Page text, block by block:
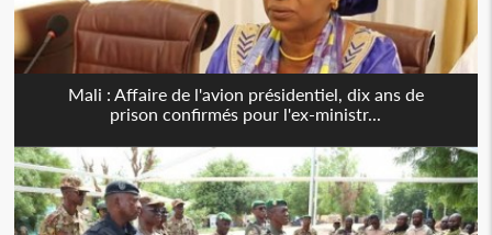
Mali : Affaire de l'avion présidentiel, dix ans de
prison confirmés pour l'ex-ministr...